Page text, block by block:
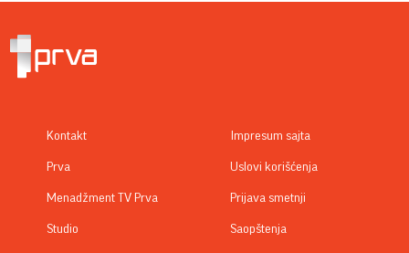
Kontakt
Prva
Menadžment TV Prva
Studio
Impresum sajta
Uslovi korišćenja
Prijava smetnji
Saopštenja